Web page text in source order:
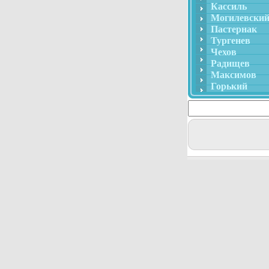
Кассиль
Могилевский
Пастернак
Тургенев
Чехов
Радищев
Максимов
Горький